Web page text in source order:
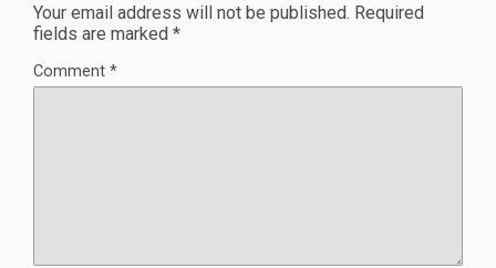
Your email address will not be published. Required
fields are marked *
Comment *